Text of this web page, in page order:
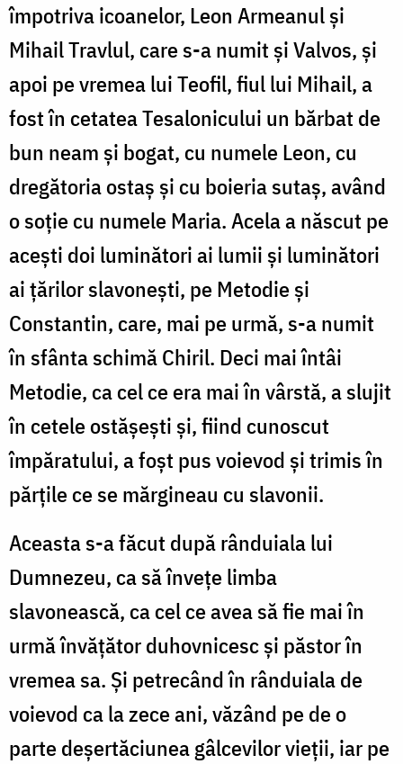
împotriva icoanelor, Leon Armeanul și
Mihail Travlul, care s-a numit și Valvos, și
apoi pe vremea lui Teofil, fiul lui Mihail, a
fost în cetatea Tesalonicului un bărbat de
bun neam și bogat, cu numele Leon, cu
dregătoria ostaș și cu boieria sutaș, având
o soție cu numele Maria. Acela a născut pe
acești doi luminători ai lumii și luminători
ai țărilor slavonești, pe Metodie și
Constantin, care, mai pe urmă, s-a numit
în sfânta schimă Chiril. Deci mai întâi
Metodie, ca cel ce era mai în vârstă, a slujit
în cetele ostășești și, fiind cunoscut
împăratului, a foșt pus voievod și trimis în
părțile ce se mărgineau cu slavonii.
Aceasta s-a făcut după rânduiala lui
Dumnezeu, ca să învețe limba
slavonească, ca cel ce avea să fie mai în
urmă învățător duhovnicesc și păstor în
vremea sa. Și petrecând în rânduiala de
voievod ca la zece ani, văzând pe de o
parte deșertăciunea gâlcevilor vieții, iar pe